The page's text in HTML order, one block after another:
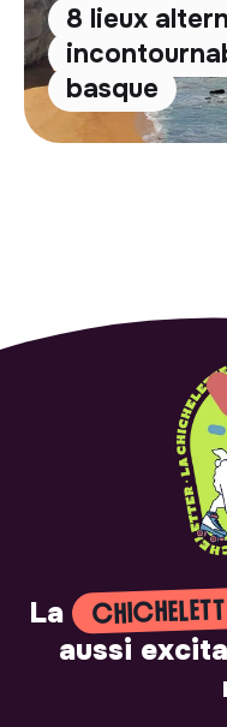
8 lieux
basque
La
aussi